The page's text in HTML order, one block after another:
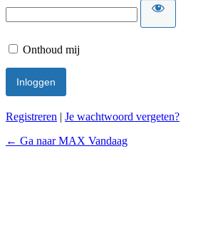
Onthoud mij
Registreren | Je wachtwoord vergeten?
← Ga naar MAX Vandaag